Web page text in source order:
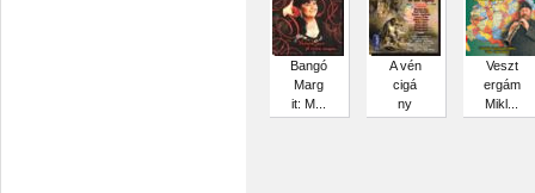
Bangó
Marg
it: M...
A vén
cigá
ny
Veszt
ergám
Mikl...